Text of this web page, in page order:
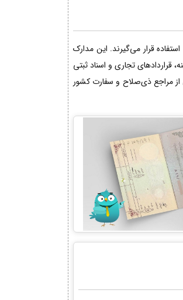
قرار می‌گیرند. این مدارک
قراردادهای تجاری و اسناد ثبتی
مراجع ذی‌صلاح و سفارت کشور